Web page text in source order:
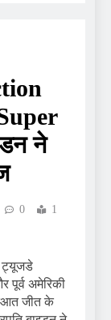
ने
0
1
ट्यूजडे
पूर्व अमेरिकी
जीत के